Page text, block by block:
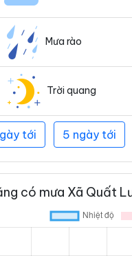
Mưa rào
Trời quang
tới 5 ngày tới
có mưa Xã Quất